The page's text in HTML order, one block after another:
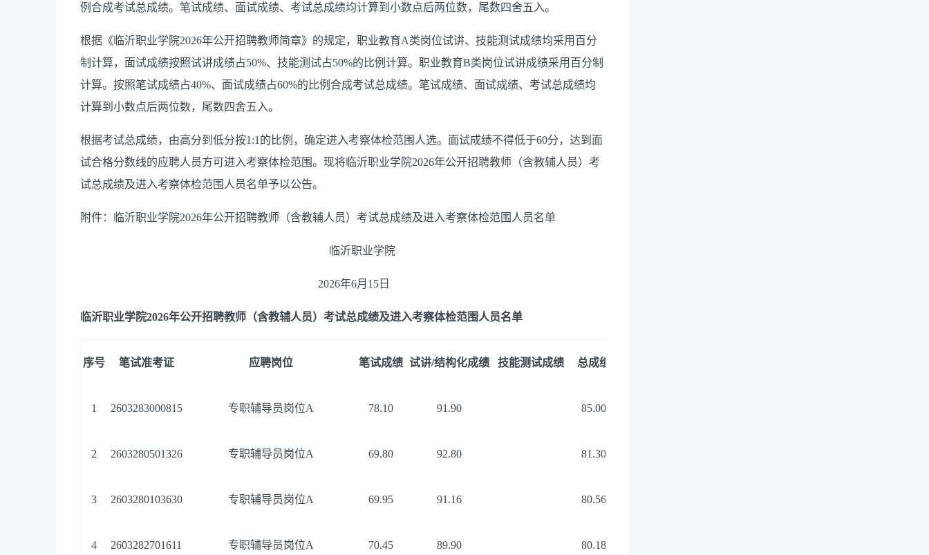
例合成考试总成绩。笔试成绩、面试成绩、考试总成绩均计算到小数点后两位数，尾数四舍五入。
根据《临沂职业学院2026年公开招聘教师简章》的规定，职业教育A类岗位试讲、技能测试成绩均采用百分
制计算，面试成绩按照试讲成绩占50%、技能测试占50%的比例计算。职业教育B类岗位试讲成绩采用百分制
计算。按照笔试成绩占40%、面试成绩占60%的比例合成考试总成绩。笔试成绩、面试成绩、考试总成绩均
计算到小数点后两位数，尾数四舍五入。
根据考试总成绩，由高分到低分按1:1的比例，确定进入考察体检范围人选。面试成绩不得低于60分，达到面
试合格分数线的应聘人员方可进入考察体检范围。现将临沂职业学院2026年公开招聘教师（含教辅人员）考
试总成绩及进入考察体检范围人员名单予以公告。
附件：临沂职业学院2026年公开招聘教师（含教辅人员）考试总成绩及进入考察体检范围人员名单
临沂职业学院
2026年6月15日
临沂职业学院2026年公开招聘教师（含教辅人员）考试总成绩及进入考察体检范围人员名单
序号 笔试准考证 应聘岗位 笔试成绩 试讲/结构化成绩 技能测试成绩 总成绩
1 2603283000815 专职辅导员岗位A 78.10 91.90 85.00
2 2603280501326 专职辅导员岗位A 69.80 92.80 81.30
3 2603280103630 专职辅导员岗位A 69.95 91.16 80.56
4 2603282701611 专职辅导员岗位A 70.45 89.90 80.18